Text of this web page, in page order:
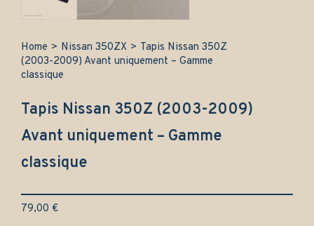
Home > Nissan 350ZX > Tapis Nissan 350Z
(2003-2009) Avant uniquement – Gamme
classique
Tapis Nissan 350Z (2003-2009)
Avant uniquement – Gamme
classique
79,00 €